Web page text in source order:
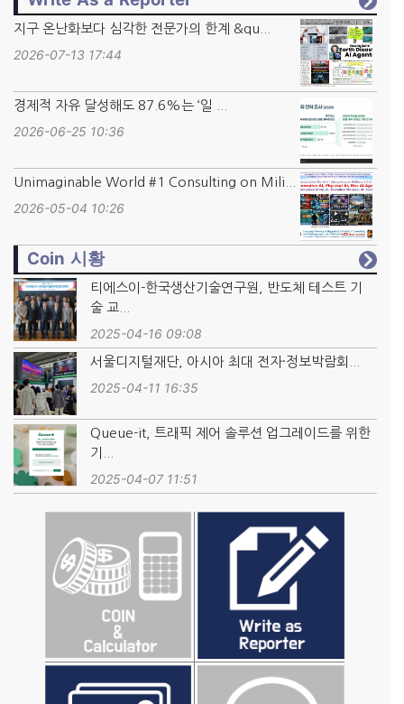
지구 온난화보다 심각한 전문가의 한계 &qu...
2026-07-13 17:44
경제적 자유 달성해도 87.6%는 ‘일 ...
2026-06-25 10:36
Unimaginable World #1 Consulting on Mili...
2026-05-04 10:26
Coin 시황
티에스이-한국생산기술연구원, 반도체 테스트 기
술 교...
2025-04-16 09:08
서울디지털재단, 아시아 최대 전자·정보박람회...
2025-04-11 16:35
Queue-it, 트래픽 제어 솔루션 업그레이드를 위한
기...
2025-04-07 11:51